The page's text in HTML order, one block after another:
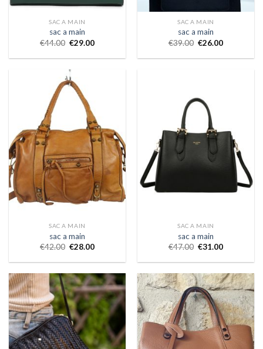
SAC A MAIN
sac a main
€44.00 €29.00
SAC A MAIN
sac a main
€39.00 €26.00
SAC A MAIN
sac a main
€42.00 €28.00
SAC A MAIN
sac a main
€47.00 €31.00